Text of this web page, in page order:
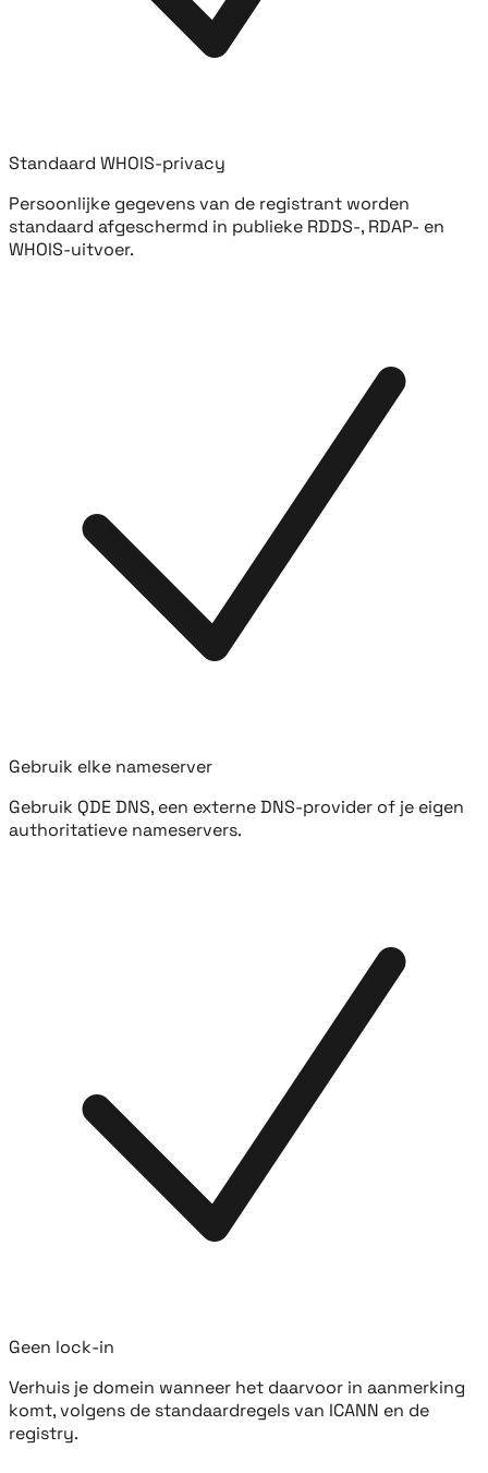
Standaard WHOIS-privacy
Persoonlijke gegevens van de registrant worden
standaard afgeschermd in publieke RDDS-, RDAP- en
WHOIS-uitvoer.
Gebruik elke nameserver
Gebruik QDE DNS, een externe DNS-provider of je eigen
authoritatieve nameservers.
Geen lock-in
Verhuis je domein wanneer het daarvoor in aanmerking
komt, volgens de standaardregels van ICANN en de
registry.